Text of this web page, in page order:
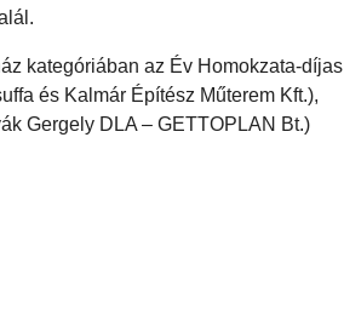
kategóriában az Év Homokzata-díjas
és Kalmár Építész Műterem Kft.),
Gergely DLA – GETTOPLAN Bt.)